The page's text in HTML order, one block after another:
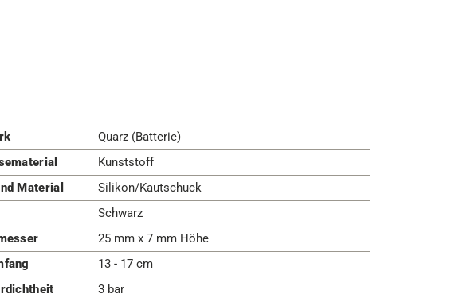
Quarz (Batterie)
Kunststoff
Material
Silikon/Kautschuck
Schwarz
25 mm x 7 mm Höhe
13 - 17 cm
3 bar